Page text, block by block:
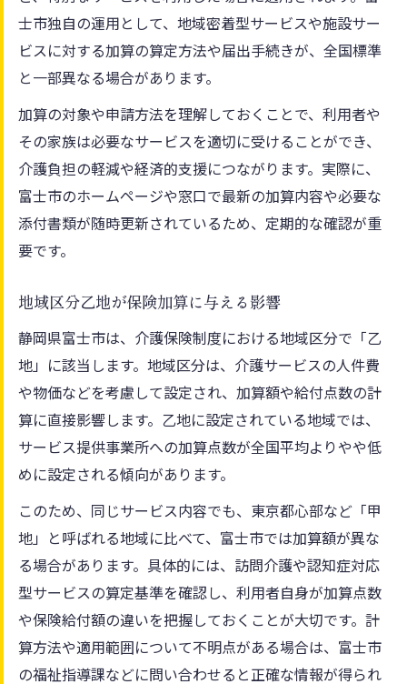
士市独自の運用として、地域密着型サービスや施設サー
ビスに対する加算の算定方法や届出手続きが、全国標準
と一部異なる場合があります。
加算の対象や申請方法を理解しておくことで、利用者や
その家族は必要なサービスを適切に受けることができ、
介護負担の軽減や経済的支援につながります。実際に、
富士市のホームページや窓口で最新の加算内容や必要な
添付書類が随時更新されているため、定期的な確認が重
要です。
地域区分乙地が保険加算に与える影響
静岡県富士市は、介護保険制度における地域区分で「乙
地」に該当します。地域区分は、介護サービスの人件費
や物価などを考慮して設定され、加算額や給付点数の計
算に直接影響します。乙地に設定されている地域では、
サービス提供事業所への加算点数が全国平均よりやや低
めに設定される傾向があります。
このため、同じサービス内容でも、東京都心部など「甲
地」と呼ばれる地域に比べて、富士市では加算額が異な
る場合があります。具体的には、訪問介護や認知症対応
型サービスの算定基準を確認し、利用者自身が加算点数
や保険給付額の違いを把握しておくことが大切です。計
算方法や適用範囲について不明点がある場合は、富士市
の福祉指導課などに問い合わせると正確な情報が得られ